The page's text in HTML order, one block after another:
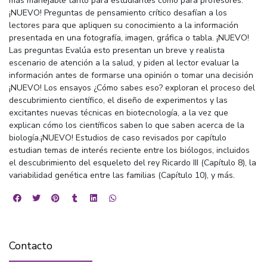
¡NUEVO! Preguntas de pensamiento crítico desafían a los
lectores para que apliquen su conocimiento a la información
presentada en una fotografía, imagen, gráfica o tabla. ¡NUEVO!
Las preguntas Evalúa esto presentan un breve y realista
escenario de atención a la salud, y piden al lector evaluar la
información antes de formarse una opinión o tomar una decisión
¡NUEVO! Los ensayos ¿Cómo sabes eso? exploran el proceso del
descubrimiento científico, el diseño de experimentos y las
excitantes nuevas técnicas en biotecnología, a la vez que
explican cómo los científicos saben lo que saben acerca de la
biología.¡NUEVO! Estudios de caso revisados por capítulo
estudian temas de interés reciente entre los biólogos, incluidos
el descubrimiento del esqueleto del rey Ricardo III (Capítulo 8), la
variabilidad genética entre las familias (Capítulo 10), y más.
Contacto